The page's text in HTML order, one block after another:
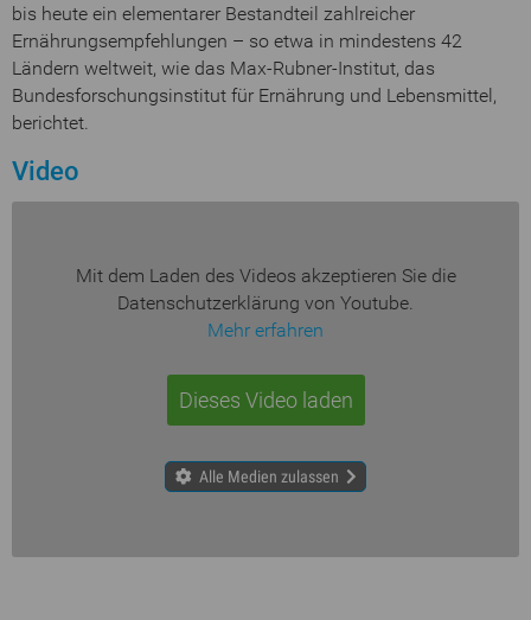
bis heute ein elementarer Bestandteil zahlreicher
Ernährungsempfehlungen – so etwa in mindestens 42
Ländern weltweit, wie das Max-Rubner-Institut, das
Bundesforschungsinstitut für Ernährung und Lebensmittel,
berichtet.
Video
Mit dem Laden des Videos akzeptieren Sie die
Datenschutzerklärung von Youtube.
Mehr erfahren
Dieses Video laden
Alle Medien zulassen